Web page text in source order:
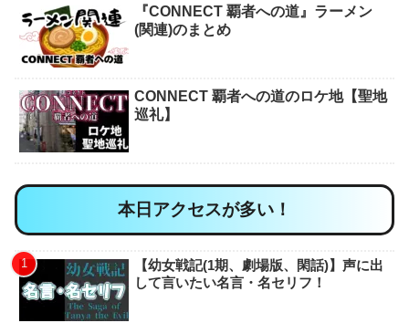
『CONNECT 覇者への道』ラーメン
(関連)のまとめ
CONNECT 覇者への道のロケ地【聖地
巡礼】
本日アクセスが多い！
【幼女戦記(1期、劇場版、閑話)】声に出
して言いたい名言・名セリフ！